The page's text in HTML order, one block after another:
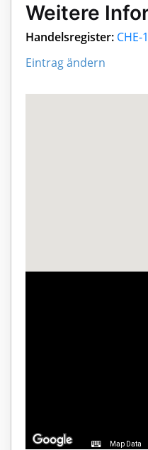
Weitere
Handelsregister: CHE-
Eintrag ändern
Map Data